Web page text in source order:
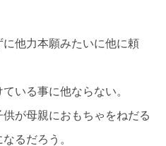
に他力本願みたいに他に頼
いる事に他ならない。
が母親におもちゃをねだる
るだろう。